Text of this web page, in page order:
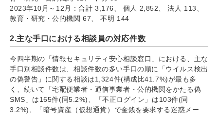
2023年10月～12月：合計 3,176、 個人 2,852、 法人 113、
教育・研究・公的機関 67、 不明 144
2.主な手口における相談員の対応件数
今四半期の「情報セキュリティ安心相談窓口」における、主な
手口別相談件数は、相談件数の多い手口の順に「ウイルス検出
の偽警告」に関する相談は1,324件(構成比41.7%)が最も多
く、続いて「宅配便業者・通信事業者・公的機関をかたる偽
SMS」は165件(同5.2%)、「不正ログイン」は103件(同
3.2%)、「暗号資産（仮想通貨）で金銭を要求する迷惑メー